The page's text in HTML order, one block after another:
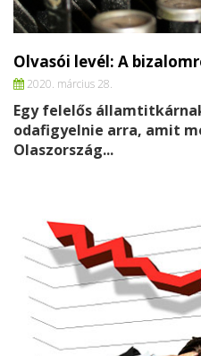
Olvasói levél: A
2020. március 28.
Egy felelős
odafigyelnie arra, amit
Olaszország...